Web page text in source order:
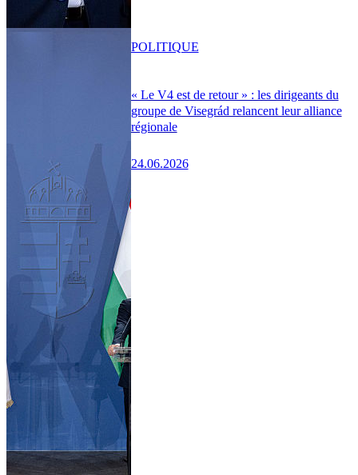
« Le V4 est de retour » : les dirigeants du
groupe de Visegrád relancent leur alliance
régionale
24.06.2026
POLITIQUE